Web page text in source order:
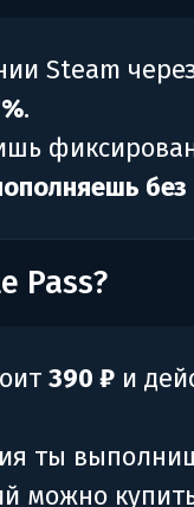
Steam
.
Pass?
390 ₽ и
ты
можно